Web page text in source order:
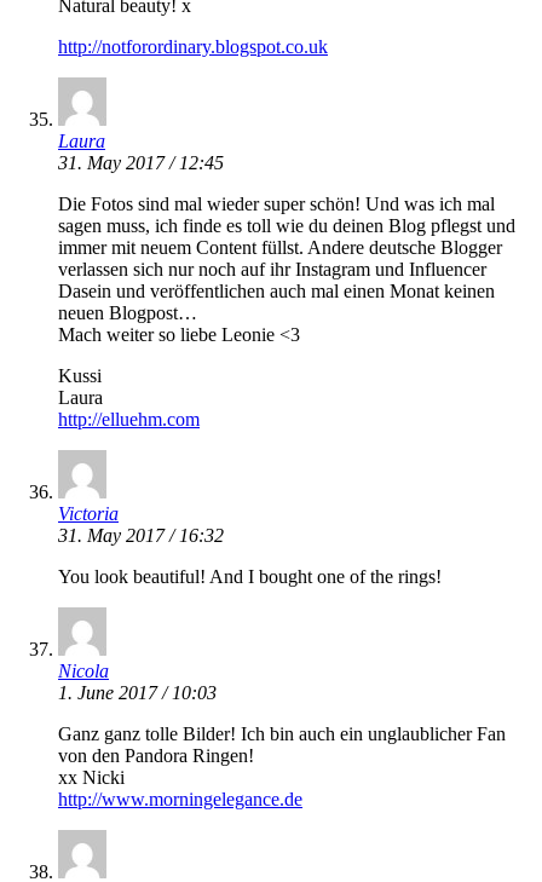
Natural beauty! x
http://notforordinary.blogspot.co.uk
Laura
31. May 2017 / 12:45
Die Fotos sind mal wieder super schön! Und was ich mal
sagen muss, ich finde es toll wie du deinen Blog pflegst und
immer mit neuem Content füllst. Andere deutsche Blogger
verlassen sich nur noch auf ihr Instagram und Influencer
Dasein und veröffentlichen auch mal einen Monat keinen
neuen Blogpost…
Mach weiter so liebe Leonie <3
Kussi
Laura
http://elluehm.com
Victoria
31. May 2017 / 16:32
You look beautiful! And I bought one of the rings!
Nicola
1. June 2017 / 10:03
Ganz ganz tolle Bilder! Ich bin auch ein unglaublicher Fan
von den Pandora Ringen!
xx Nicki
http://www.morningelegance.de